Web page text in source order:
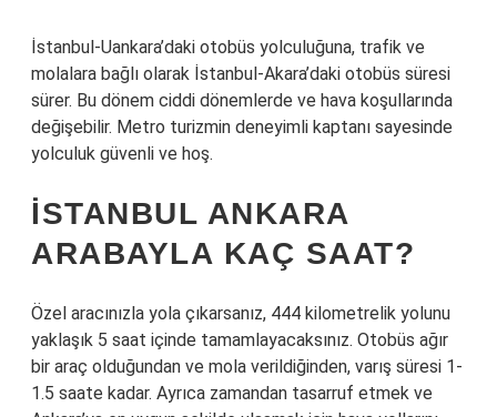
İstanbul-Uankara’daki otobüs yolculuğuna, trafik ve
molalara bağlı olarak İstanbul-Akara’daki otobüs süresi
sürer. Bu dönem ciddi dönemlerde ve hava koşullarında
değişebilir. Metro turizmin deneyimli kaptanı sayesinde
yolculuk güvenli ve hoş.
İSTANBUL ANKARA
ARABAYLA KAÇ SAAT?
Özel aracınızla yola çıkarsanız, 444 kilometrelik yolunu
yaklaşık 5 saat içinde tamamlayacaksınız. Otobüs ağır
bir araç olduğundan ve mola verildiğinden, varış süresi 1-
1.5 saate kadar. Ayrıca zamandan tasarruf etmek ve